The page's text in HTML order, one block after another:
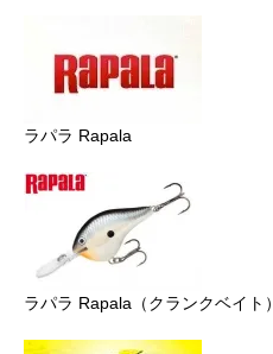
ラパラ Rapala
ラパラ Rapala（クランクベイト）